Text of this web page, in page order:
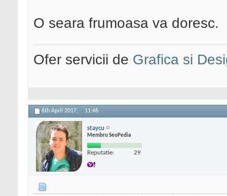
O seara frumoasa va doresc.
Ofer servicii de Grafica si
6th April 2017, 11:46
staycu
Membru SeoPedia
Reputatie: 29